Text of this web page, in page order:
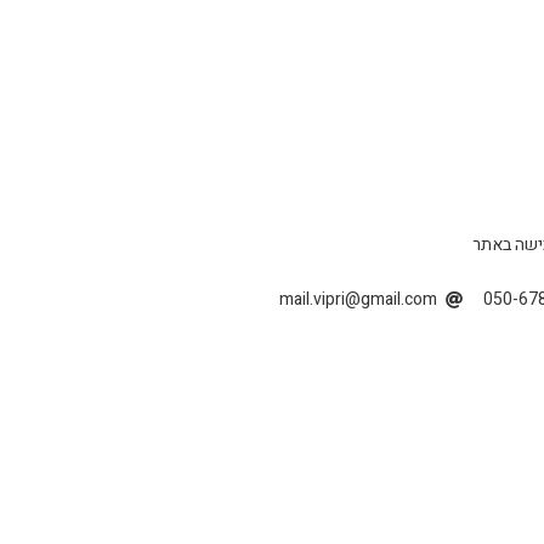
באתר
050-
mail.vipri@gmail.com